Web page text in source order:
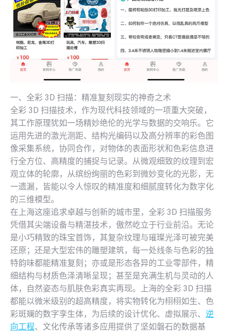
一、全彩 3D 扫描：精准复刻现实的神奇之术
全彩 3D 扫描技术，作为现代科技领域的一项重大突破，
其工作原理犹如一场精妙绝伦的光学与数据的交响乐。它
运用先进的激光测距、结构光编码以及高分辨率的彩色图
像采集系统，协同合作，对物体的表面形状和色彩信息进
行全方位、高精度的捕捉与记录。从微观细致的纹理到宏
观立体的轮廓，从缤纷绚丽的色彩到微妙变化的光影，无
一遗漏，皆能以令人惊叹的精准度和细腻度转化为数字化
的三维模型。
在上海这座追求卓越与创新的城市里，全彩 3D 扫描服务
凭借其尖端设备与精湛技术，傲然屹立于行业前沿。无论
是小巧精致的珠宝首饰，其复杂纹理与璀璨光泽可被完美
还原；还是大型宏伟的雕塑建筑，每一处线条与色彩的独
特韵味都能精准复刻；亦或是形态各异的工业零部件，精
细结构与材质色泽清晰呈现；甚至是充满生机与灵动的人
体，自然姿态与肌肤色彩真实再现。上海的全彩 3D 扫描
都能以微米级别的超高精度，将实物转化为栩栩如生、色
彩斑斓的数字孪生体，为后续的设计优化、虚拟展示、 逆
向工程、文化传承等诸多应用提供了坚如磐石的数据基